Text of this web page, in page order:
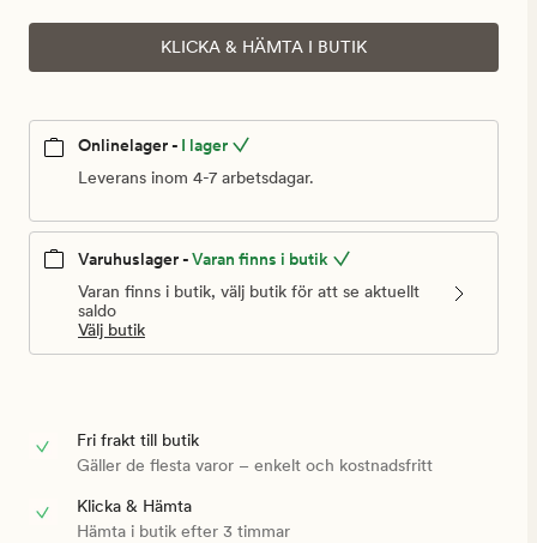
KLICKA & HÄMTA I BUTIK
Onlinelager - I lager
Leverans inom 4-7 arbetsdagar.
Varuhuslager -Varan finns i butik
Varan finns i butik, välj butik för att se aktuellt
saldo
Välj butik
Fri frakt till butik
Gäller de flesta varor – enkelt och kostnadsfritt
Klicka & Hämta
Hämta i butik efter 3 timmar